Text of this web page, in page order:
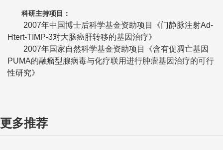
科研主持项目：
2007年中国博士后科学基金资助项目《门静脉注射Ad-
Htert-TIMP-3对大肠癌肝转移的基因治疗》
2007年国家自然科学基金资助项目《含有促凋亡基因
PUMA的融瘤型腺病毒与化疗联用进行肿瘤基因治疗的可行
性研究》
更多推荐